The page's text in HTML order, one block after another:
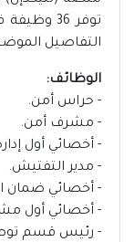
توفر 36
التفاصيل
الوظائف:
- حراس أمن.
- مشرف أمن.
- أخصائي أول
- مدير التفتيش.
- أخصائي ضمان
- أخصائي أول
- رئيس قسم